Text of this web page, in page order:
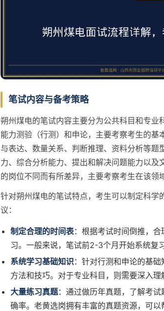
笔试内容与备考策略
朔州煤电的笔试内容主要分为公共科目和专
能力测验（行测）和申论，主要考察考生的
与表达、数量关系、判断推理、资料分析等
力、综合分析能力、提出和解决问题能力以
的岗位不同而有所差异，主要考察考生在该领
针对朔州煤电的笔试特点，考生可以制定科
议：
制定合理的时间表：根据考试时间倒推，
习。一般来说，笔试前2-3个月开始系统复
系统学习基础知识：针对行测和申论的基
方法和技巧。对于专业科目，则需要深入理
大量练习真题：通过做历年真题，了解考
确率。老黄选岗拥有丰富的真题资源，可以